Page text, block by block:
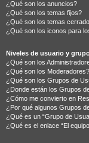
¿Qué son los anuncios?
¿Qué son los temas fijos?
¿Qué son los temas
¿Qué son los iconos para
Niveles de usuario y
¿Qué son los
¿Qué son los Moderadores?
¿Qué son los Grupos de
¿Donde están los Grupos
¿Cómo me convierto en
¿Por qué algunos Grupos
¿Qué es un “Grupo de
¿Qué es el enlace “El